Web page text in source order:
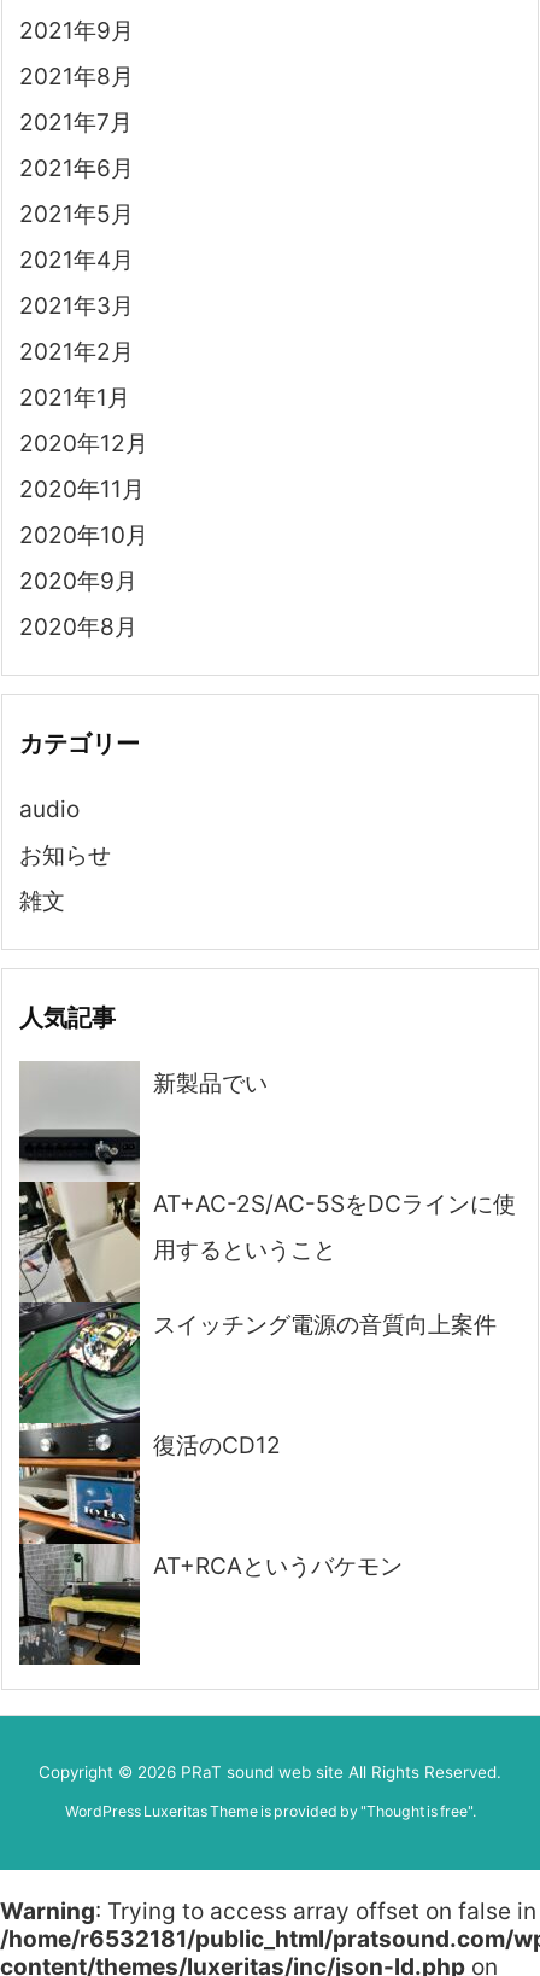
2021年9月
2021年8月
2021年7月
2021年6月
2021年5月
2021年4月
2021年3月
2021年2月
2021年1月
2020年12月
2020年11月
2020年10月
2020年9月
2020年8月
カテゴリー
audio
お知らせ
雑文
人気記事
新製品でい
AT+AC-2S/AC-5SをDCラインに使
用するということ
スイッチング電源の音質向上案件
復活のCD12
AT+RCAというバケモン
Copyright © 2026 PRaT sound web site All Rights Reserved.
WordPress Luxeritas Theme is provided by "Thought is free".
Warning: Trying to access array offset on false in
/home/r6532181/public_html/pratsound.com/
content/themes/luxeritas/inc/json-ld.php on